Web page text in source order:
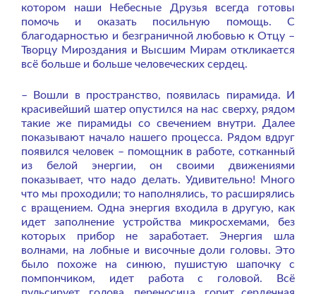
котором наши Небесные Друзья всегда готовы
помочь и оказать посильную помощь. С
благодарностью и безграничной любовью к Отцу –
Творцу Мироздания и Высшим Мирам откликается
всё больше и больше человеческих сердец.
– Вошли в пространство, появилась пирамида. И
красивейший шатер опустился на нас сверху, рядом
такие же пирамиды со свечением внутри. Далее
показывают начало нашего процесса. Рядом вдруг
появился человек – помощник в работе, сотканный
из белой энергии, он своими движениями
показывает, что надо делать. Удивительно! Много
что мы проходили; то наполнялись, то расширялись
с вращением. Одна энергия входила в другую, как
идет заполнение устройства микросхемами, без
которых прибор не заработает. Энергия шла
волнами, на лобные и височные доли головы. Это
было похоже на синюю, пушистую шапочку с
помпончиком, идет работа с головой. Всё